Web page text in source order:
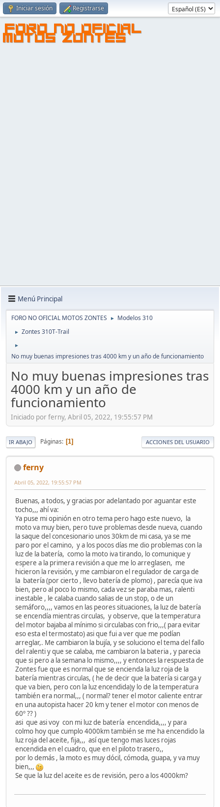
Iniciar sesión Registrarse
FORO NO OFICIAL
MOTOS ZONTES
Menú Principal
FORO NO OFICIAL MOTOS ZONTES ► Modelos 310
► Zontes 310T-Trail
►
No muy buenas impresiones tras 4000 km y un año de funcionamiento
No muy buenas impresiones tras
4000 km y un año de
funcionamiento
Iniciado por ferny, Abril 05, 2022, 19:55:57 PM
IR ABAJO Páginas 1 ACCIONES DEL USUARIO
ferny
Abril 05, 2022, 19:55:57 PM
Buenas, a todos, y gracias por adelantado por aguantar este
tocho,,, ahí va:
Ya puse mi opinión en otro tema pero hago este nuevo, la
moto va muy bien, pero tuve problemas desde nueva, cuando
la saque del concesionario unos 30km de mi casa, ya se me
paro por el camino, y a los pocos días me dio problemas con la
luz de la batería, como la moto iva tirando, lo comunique y
espere a la primera revisión a que me lo arreglasen, me
hicieron la revisión, y me cambiaron el regulador de carga de
la batería (por cierto , llevo batería de plomo) , parecía que iva
bien, pero al poco lo mismo, cada vez se paraba mas, ralenti
inestable , le calaba cuando salias de un stop, o de un
semáforo,,,, vamos en las peores situaciones, la luz de batería
se encendía mientras circulas, y observe, que la temperatura
del motor bajaba al mínimo si circulabas con frio,,,( para evitar
eso esta el termostato) asi que fui a ver que me podían
arreglar,. Me cambiaron la bujía, y se soluciono el tema del fallo
del ralenti y que se calaba, me cambiaron la bateria , y parecia
que si pero a la semana lo mismo,,,, y entonces la respuesta de
Zontes fue que es normal que se encienda la luz roja de la
batería mientras circulas, ( he de decir que la batería si carga y
que va bien, pero con la luz encendida)y lo de la temperatura
también era normal,,, ( normal? tener el motor caliente entrar
en una autopista hacer 20 km y tener el motor con menos de
60º ?? )
asi que asi voy con mi luz de batería encendida,,,, y para
colmo hoy que cumplo 4000km también se me ha encendido la
luz roja del aceite, fija,,, así que tengo mas luces rojas
encendida en el cuadro, que en el piloto trasero,,
por lo demás , la moto es muy dócil, cómoda, guapa, y va muy
bien,,,
Se que la luz del aceite es de revisión, pero a los 4000km?